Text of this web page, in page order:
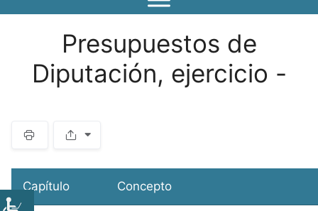
Presupuestos de
Diputación, ejercicio -
e
Capítulo Concepto